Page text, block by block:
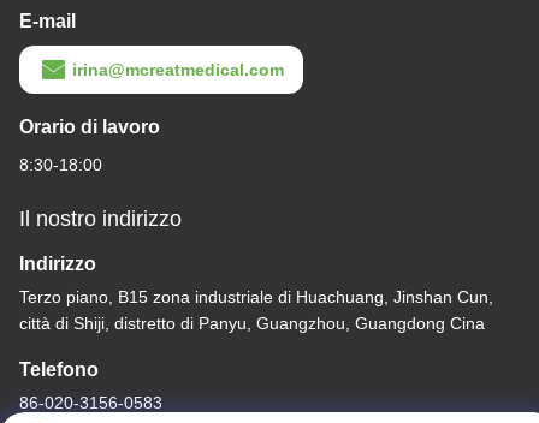
E-mail
irina@mcreatmedical.com
Orario di lavoro
8:30-18:00
Il nostro indirizzo
Indirizzo
Terzo piano, B15 zona industriale di Huachuang, Jinshan Cun,
città di Shiji, distretto di Panyu, Guangzhou, Guangdong Cina
Telefono
86-020-3156-0583